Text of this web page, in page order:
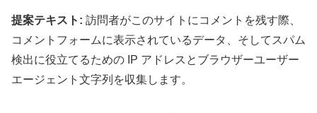
提案テキスト: 訪問者がこのサイトにコメントを残す際、
コメントフォームに表示されているデータ、そしてスパム
検出に役立てるための IP アドレスとブラウザーユーザー
エージェント文字列を収集します。